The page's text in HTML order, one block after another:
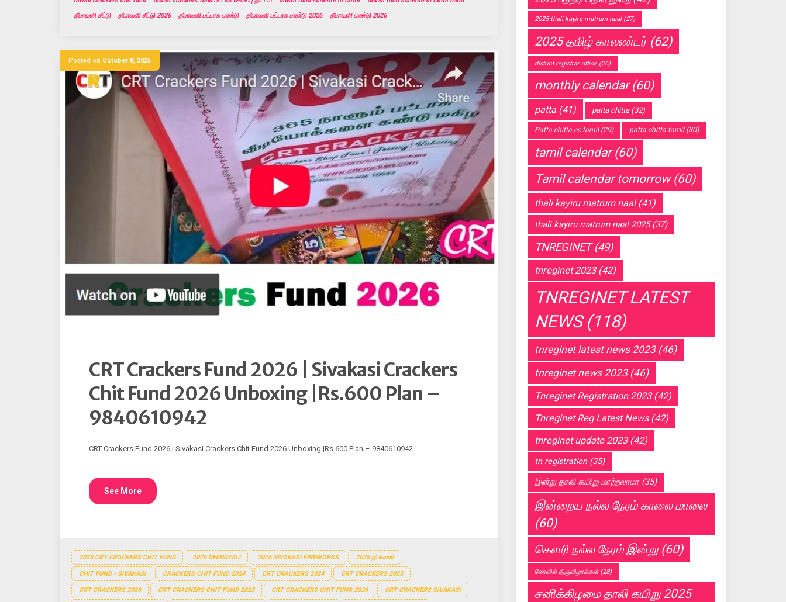
தீபாவளி சீட்டு
தீபாவளி சீட்டு 2026 தீபாவளி பட்டாசு பண்டு தீபாவளி பட்டாசு பண்டு 2026 தீபாவளி பண்டு 2026
Posted on October 8, 2025
CRT Crackers Fund 2026 | Sivakasi Crackers
Chit Fund 2026 Unboxing |Rs.600 Plan –
9840610942
CRT Crackers Fund 2026 | Sivakasi Crackers Chit Fund 2026 Unboxing |Rs.600 Plan – 9840610942
See More
2025 CRT CRACKERS CHIT FUND 2025 DEEPAVALI 2025 SIVAKASI FIREWORKS 2025 தீபாவளி
CHIT FUND - SIVAKASI CRACKERS CHIT FUND 2024 CRT CRACKERS 2024 CRT CRACKERS 2025
CRT CRACKERS 2026 CRT CRACKERS CHIT FUND 2025 CRT CRACKERS CHIT FUND 2026 CRT CRACKERS SIVAKASI
2025 thali kayiru matrum naal(27)
2025 தமிழ் காலண்டர்(62)
district registrar office (26)
monthly calendar(60)
patta (41) patta chitta(32)
Patta chitta ec tamil(29) patta chitta tamil(30)
tamil calendar(60)
Tamil calendar tomorrow(60)
thali kayiru matrum naal(41)
thali kayiru matrum naal 2025(37)
TNREGINET(49)
tnreginet 2023(42)
TNREGINET LATEST
NEWS(118)
tnreginet latest news 2023(46)
tnreginet news 2023(46)
Tnreginet Registration 2023(42)
Tnreginet Reg Latest News(42)
tnreginet update 2023(42)
tn registration(35)
இன்று தாலி கயிறு மாற்றலாமா(35)
இன்றைய நல்ல நேரம் காலை மாலை
(60)
கெளரி நல்ல நேரம் இன்று(60)
கோவில் திருவிழாக்கள்(28)
சனிக்கிழமை தாலி கயிறு 2025